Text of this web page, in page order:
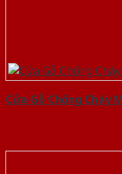
Cửa Gỗ Chống Cháy